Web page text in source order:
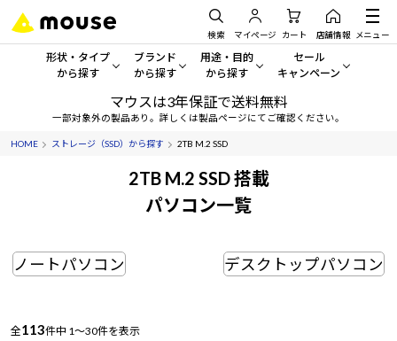
検索 マイページ カート 店舗情報 メニュー
形状・タイプ
から探す
形状・タイプから探す をすべてみる
デスクトップPC
サーバー
ブランド
から探す
mouse
G TUNE
用途・目的
から探す
一般向けパソコン
ゲーミングPC・ゲーム向けパソコン
クリエイティブ向け
学習向けパソコン
セール
キャンペーン
セール・キャンペー
おすすめ目玉パソコン
マウスは3年保証で送料無料
一部対象外の製品あり。詳しくは製品ページにてご確認ください。
HOME ストレージ（SSD）から探す 2TB M.2 SSD
2TB M.2 SSD 搭載
パソコン一覧
ノートパソコン デスクトップパソコン
全113件中 1～30件を表示